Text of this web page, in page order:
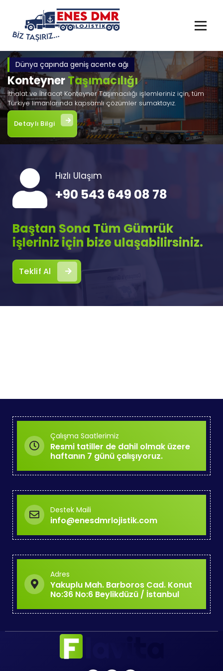
Dünya çapında geniş acente ağı
KonteynerTaşımacılığı
İthalat ve İhracat Konteyner Taşımacılığı işlemleriniz için, tüm
Türkiye limanlarında kapsamlı çözümler sumaktayız.
Detaylı Bilgi
Hızlı Ulaşım
+90 543 649 08 78
Baştan Sona Tüm Gümrük
işleriniz için bize ulaşabilirsiniz.
Teklif Al
Çalışma Saatlerimiz
Resmi tatiller de dahil olmak üzere
haftanın 7 günü çalışıyoruz.
Destek Maili
info@enesdmrlojistik.com
Adres
Yakuplu Mah. Barboros Cad. Konut
No:36 No:6 Beylikdüzü / İstanbul